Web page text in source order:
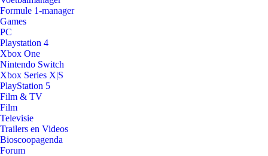
Formule 1-manager
Games
PC
Playstation 4
Xbox One
Nintendo Switch
Xbox Series X|S
PlayStation 5
Film & TV
Film
Televisie
Trailers en Videos
Bioscoopagenda
Forum